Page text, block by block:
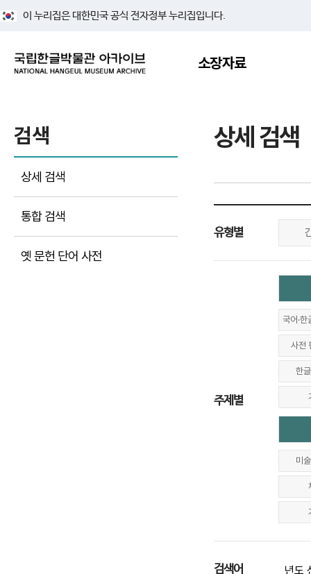
이 누리집은 대한민국 공식 전자정부 누리집입니다.
소장자료
검색
상세 검색
통합 검색
옛 문헌 단어 사전
상세 검색
유형별
주제별
국어·한
사전
한
미
검색어